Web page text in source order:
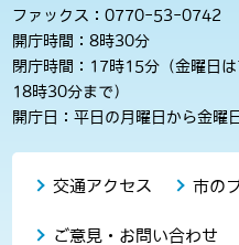
ファックス：0770-53-0742
開庁時間：8時30分
閉庁時間：17時15分（金曜日
18時30分まで）
開庁日：平日の月曜日から金曜
交通アクセス 市の
ご意見・お問い合わせ